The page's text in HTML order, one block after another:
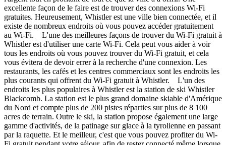
excellente façon de le faire est de trouver des connexions Wi-Fi
gratuites. Heureusement, Whistler est une ville bien connectée, et il
existe de nombreux endroits où vous pouvez accéder gratuitement
au Wi-Fi. L'une des meilleures façons de trouver du Wi-Fi gratuit à
Whistler est d'utiliser une carte Wi-Fi. Cela peut vous aider à voir
tous les endroits où vous pouvez trouver du Wi-Fi gratuit, et cela
vous évitera de devoir errer à la recherche d'une connexion. Les
restaurants, les cafés et les centres commerciaux sont les endroits les
plus courants qui offrent du Wi-Fi gratuit à Whistler. L'un des
endroits les plus populaires à Whistler est la station de ski Whistler
Blackcomb. La station est le plus grand domaine skiable d'Amérique
du Nord et compte plus de 200 pistes réparties sur plus de 8 100
acres de terrain. Outre le ski, la station propose également une large
gamme d'activités, de la patinage sur glace à la tyrolienne en passant
par la raquette. Et le meilleur, c'est que vous pouvez profiter du Wi-